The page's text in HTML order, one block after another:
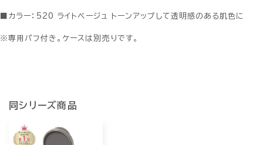
■カラー：520 ライトベージュ トーンアップして透明感のある肌色に
※専用パフ付き。ケースは別売りです。
同シリーズ商品